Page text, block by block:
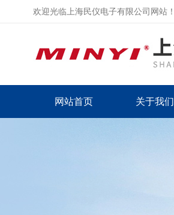
欢迎光临上海民仪电子有限公司网站！
网站首页 关于我们